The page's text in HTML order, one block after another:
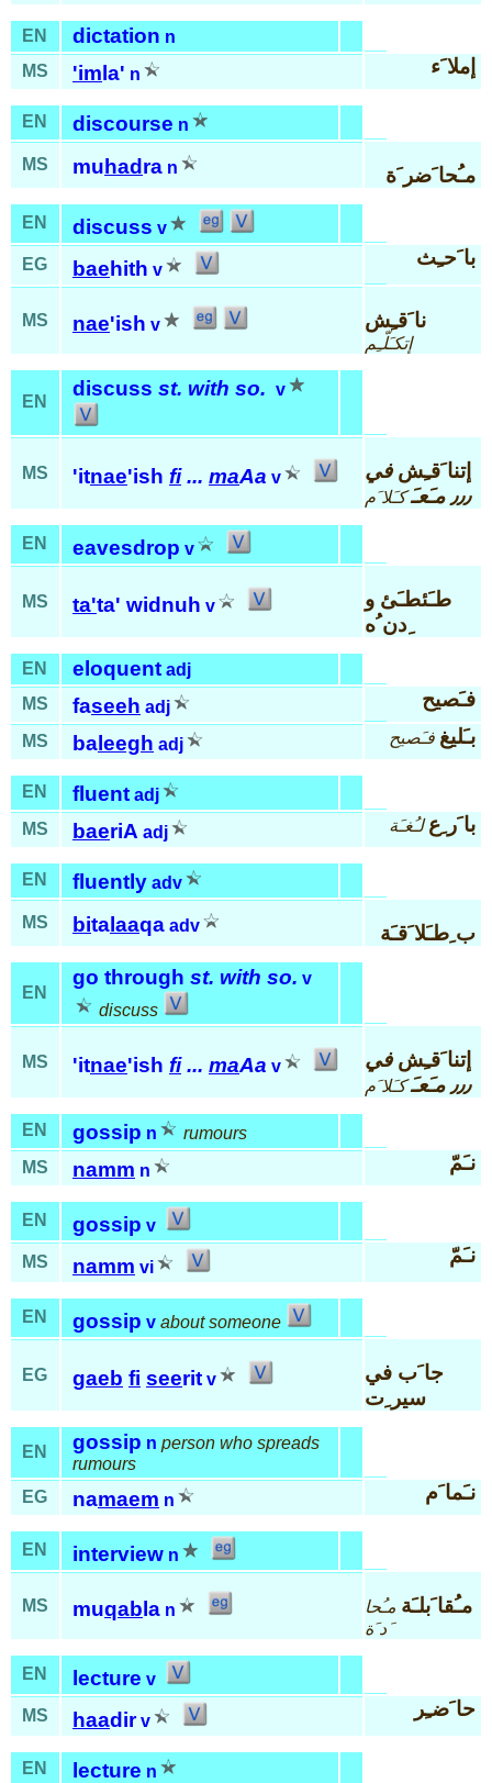
EN dictation n
MS
'im la' n إملا َء
EN discourse n
MS muhad ra n مـُحا َضر َة
EN discuss v
EG
baehith v
با َحـِث
MS nae'ish v نا َقـِش
إتكـَلّـِم
EN
discuss st. with so. v
MS 'itnae'ish fi... maAa v إتنا َقـِشفي
٫٫٫ مـَعـَ
كـَلا َم
EN eavesdrop v
MS ta'ta' widnuh v
طـَئطـَئ و
ِدن ُه
EN eloquent adj
MS
faseeh adj فـَصيح
MS ba leegh adj بـَليغ فـَصيح
EN fluent adj
MS
baeriA adj با َر ِع لـُغـَة
EN fluently adv
MS bita laaqa adv ب ِطـَلا َقـَة
EN
go through st. with so. v
discuss
MS 'itnae'ish fi... maAa v إتنا َقـِشفي
٫٫٫ مـَعـَ
كـَلا َم
EN gossip n
rumours
MS
namm n نـَمّ
EN gossip v
MS
namm vi
نـَمّ
EN gossip v about someone
EG gaeb fi seerit v
جا َب في
سير ِت
EN gossip n person who spreads
rumours
EG
namaem n نـَما َم
EN interview n
MS muqab la n مـُقا َبلـَة مـُحا
َد َة
EN lecture v
MS
haadir v
حا َضـِر
EN lecture n